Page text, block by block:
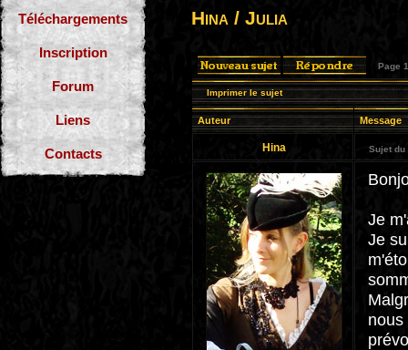
Téléchargements
Inscription
Forum
Liens
Contacts
Hina / Julia
Page 1
Imprimer le sujet
Auteur Message
Hina Sujet du
Je
Je
nous